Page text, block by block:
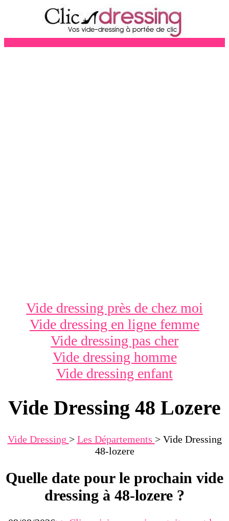
Vide dressing près de chez moi
Vide dressing en ligne femme
Vide dressing pas cher
Vide dressing homme
Vide dressing enfant
Vide Dressing 48 Lozere
Vide Dressing > Les Départements > Vide Dressing
48-lozere
Quelle date pour le prochain vide
dressing à 48-lozere ?